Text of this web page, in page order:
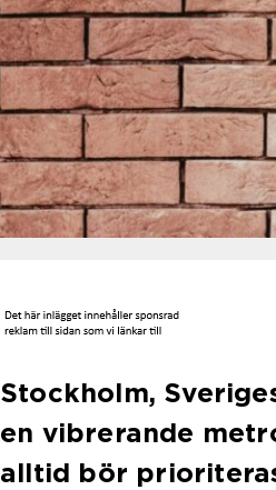
Stockholm,
en vibrerande
alltid bör